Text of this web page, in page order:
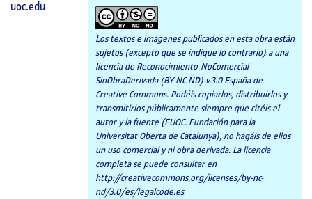
uoc.edu
Los textos e imágenes publicados en esta obra están
sujetos (excepto que se indique lo contrario) a una
licencia de Reconocimiento-NoComercial-
SinObraDerivada (BY-NC-ND) v.3.0 España de
Creative Commons. Podéis copiarlos, distribuirlos y
transmitirlos públicamente siempre que citéis el
autor y la fuente (FUOC. Fundación para la
Universitat Oberta de Catalunya), no hagáis de ellos
un uso comercial y ni obra derivada. La licencia
completa se puede consultar en
http://creativecommons.org/licenses/by-nc-
nd/3.0/es/legalcode.es